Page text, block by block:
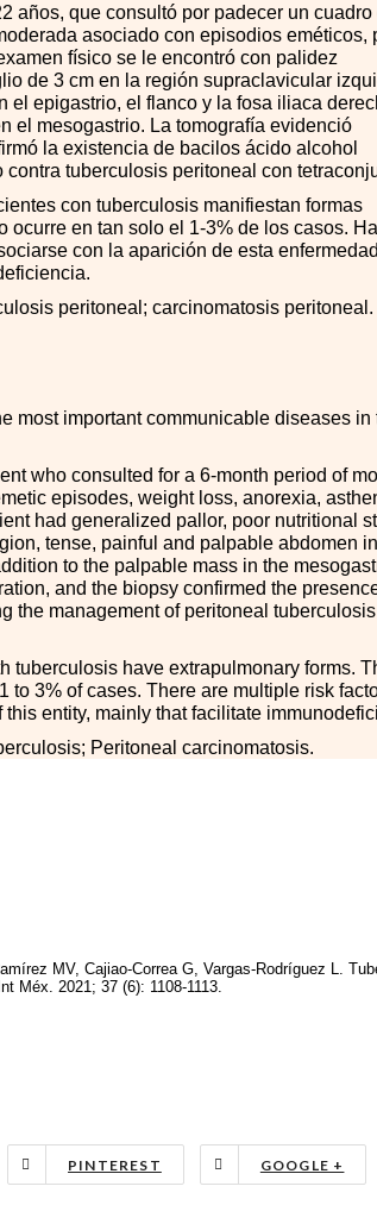
años, que consultó por padecer un cuadro
asociado con episodios eméticos,
físico se le encontró con palidez
de 3 cm en la región supraclavicular
el epigastrio, el flanco y la fosa iliaca
el mesogastrio. La tomografía evidenció
la existencia de bacilos ácido alcohol
tuberculosis peritoneal con
con tuberculosis manifiestan formas
ocurre en tan solo el 1-3% de los casos.
con la aparición de esta
peritoneal; carcinomatosis peritoneal.
most important communicable diseases in
who consulted for a 6-month period of
episodes, weight loss, anorexia,
had generalized pallor, poor nutritional
tense, painful and palpable abdomen
to the palpable mass in the
and the biopsy confirmed the
the management of peritoneal
tuberculosis have extrapulmonary forms.
to 3% of cases. There are multiple risk
entity, mainly that facilitate
Peritoneal carcinomatosis.
MV, Cajiao-Correa G, Vargas-Rodríguez L.
Méx. 2021; 37 (6): 1108-1113.
PINTEREST GOOGLE +